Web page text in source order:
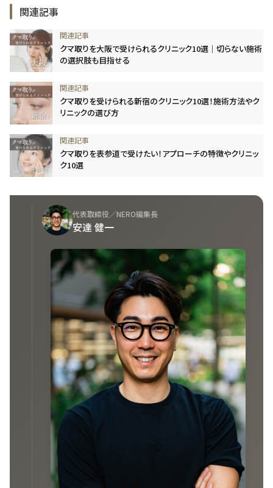
関連記事
クマ取りを大阪で受けられるクリニック10選｜切らない施術
の選択肢も目指せる
クマ取りを受けられる新宿のクリニック10選！施術方法やク
リニックの選び方
クマ取りを表参道で受けたい！アプローチの特徴やクリニッ
ク10選
代表取締役／NERO編集長
安達 健一